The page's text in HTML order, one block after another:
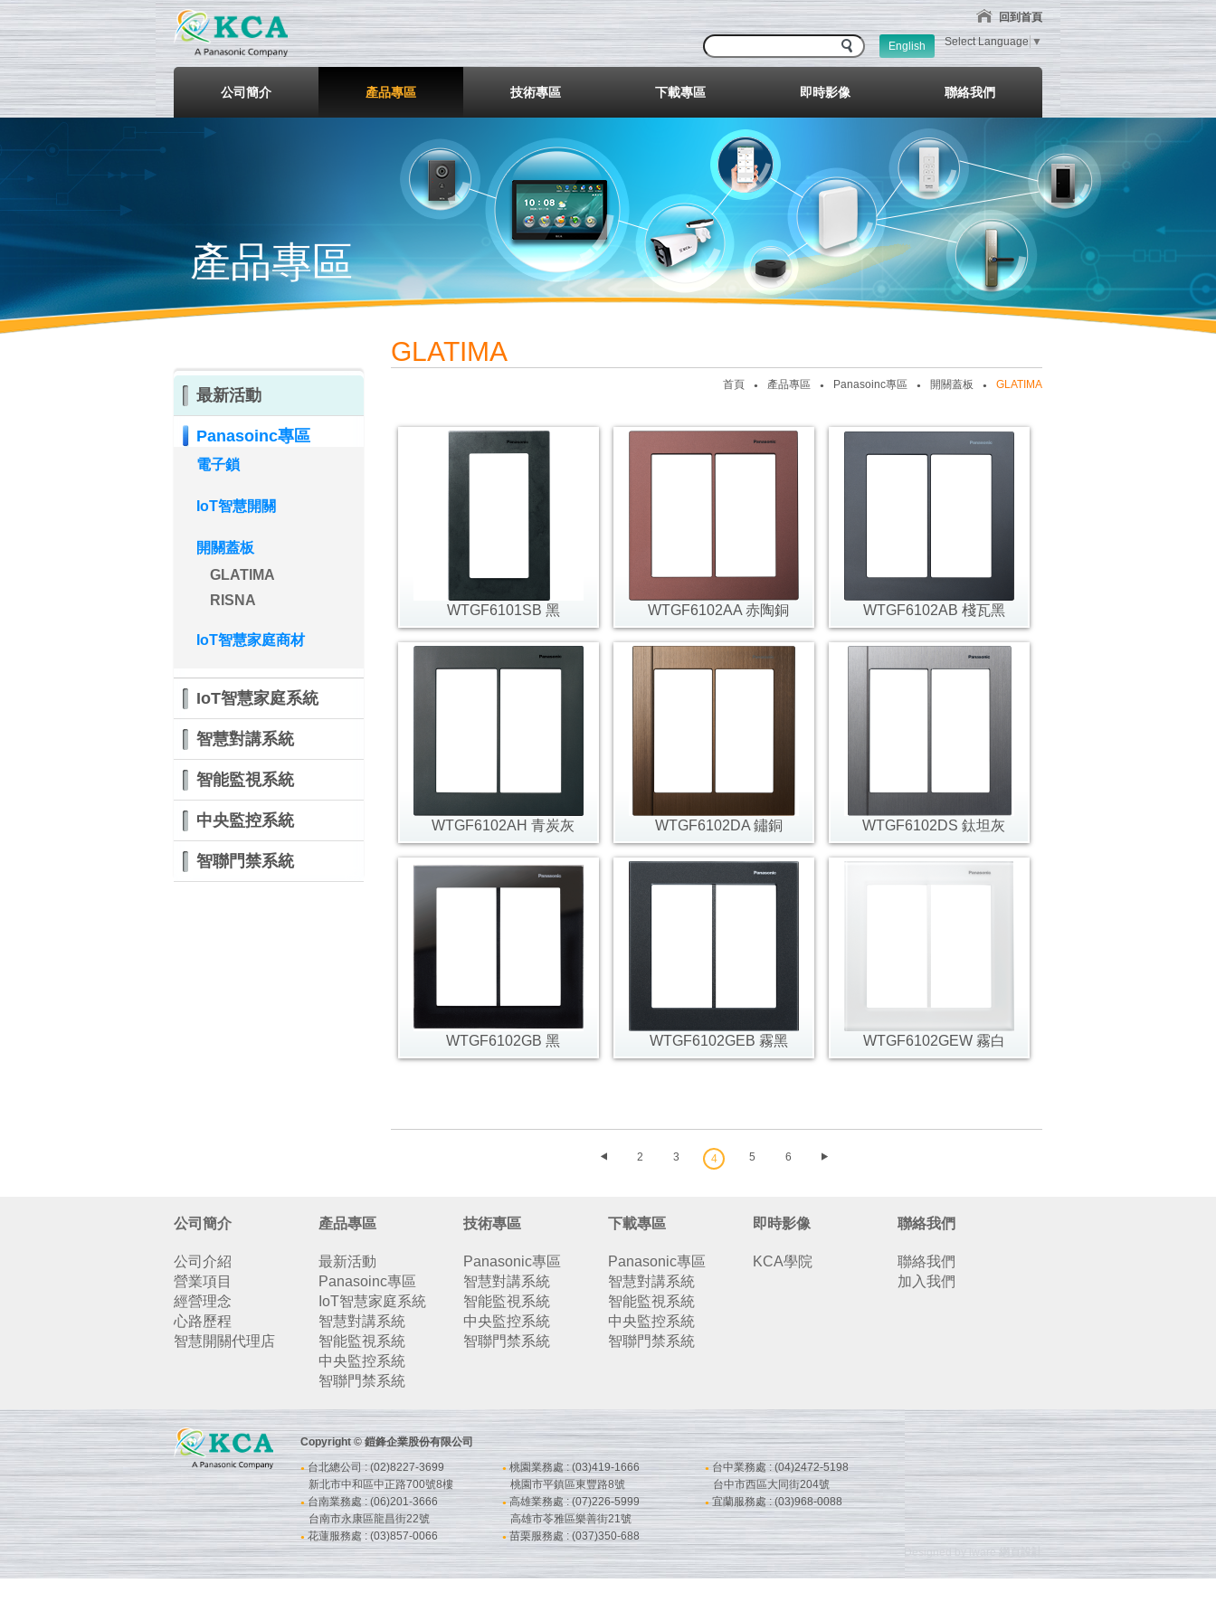
鎧鋒企業股份有限公司 回到首頁
English Select Language ▼
公司簡介 產品專區 技術專區 下載專區 即時影像 聯絡我們
產品專區
最新活動
Panasoinc專區
電子鎖
IoT智慧開關
開關蓋板
GLATIMA
RISNA
IoT智慧家庭商材
IoT智慧家庭系統
智慧對講系統
智能監視系統
中央監控系統
智聯門禁系統
GLATIMA
首頁 ● 產品專區 ● Panasoinc專區 ● 開關蓋板 ● GLATIMA
WTGF6101SB 黑 WTGF6102AA 赤陶銅 WTGF6102AB 棧瓦黑
WTGF6102AH 青炭灰 WTGF6102DA 鏽銅 WTGF6102DS 鈦坦灰
WTGF6102GB 黑 WTGF6102GEB 霧黑 WTGF6102GEW 霧白
2 3 4 5 6
公司簡介
公司介紹
營業項目
經營理念
心路歷程
智慧開關代理店
產品專區
最新活動
Panasoinc專區
IoT智慧家庭系統
智慧對講系統
智能監視系統
中央監控系統
智聯門禁系統
技術專區
Panasonic專區
智慧對講系統
智能監視系統
中央監控系統
智聯門禁系統
下載專區
Panasonic專區
智慧對講系統
智能監視系統
中央監控系統
智聯門禁系統
即時影像
KCA學院
聯絡我們
聯絡我們
加入我們
Copyright © 鎧鋒企業股份有限公司
●台北總公司 : (02)8227-3699
新北市中和區中正路700號8樓
●桃園業務處 : (03)419-1666
桃園市平鎮區東豐路8號
● 台中業務處 : (04)2472-5198
台中市西區大同街204號
●台南業務處 : (06)201-3666
台南市永康區龍昌街22號
●高雄業務處 : (07)226-5999
高雄市苓雅區樂善街21號
●宜蘭服務處 : (03)968-0088
●花蓮服務處 : (03)857-0066 ●苗栗服務處 : (037)350-688
Designed by iware